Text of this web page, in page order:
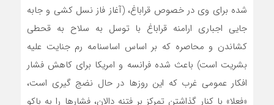
شده برای وی در خصوص قراباغ، (آغاز فاز نسل کشی و جابه
جایی اجباری ارامنه قراباغ با توسل به سلاح به قحطی
کشاندن و محاصره که بر اساس اساسنامه رم جنایت علیه
بشریت است) باعث شده فرانسه و امریکا برای کاهش فشار
افکار عمومی غرب که این روزها در حال نضج گیری است،
«فعلا» با کنار گذاشتن تمرکز بر فتنه دالان، فشارها را به باکو